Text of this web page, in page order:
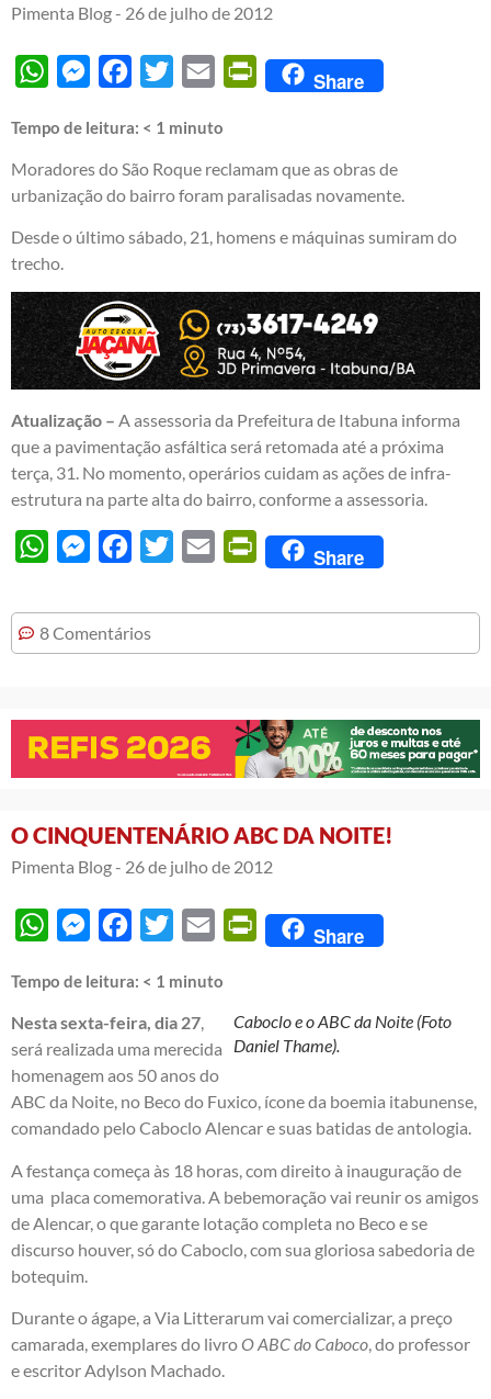
Pimenta Blog - 26 de julho de 2012
WhatsAppMessengerFacebook
Twitter Email PrintFriendly
Share
Tempo de leitura: < 1 minuto
Moradores do São Roque reclamam que as obras de
urbanização do bairro foram paralisadas novamente.
Desde o último sábado, 21, homens e máquinas sumiram do
trecho.
Atualização – A assessoria da Prefeitura de Itabuna informa
que a pavimentação asfáltica será retomada até a próxima
terça, 31. No momento, operários cuidam as ações de infra-
estrutura na parte alta do bairro, conforme a assessoria.
WhatsAppMessengerFacebook
Twitter Email PrintFriendly
Share
8 Comentários
O CINQUENTENÁRIO ABC DA NOITE!
Pimenta Blog - 26 de julho de 2012
WhatsAppMessengerFacebook
Twitter Email PrintFriendly
Share
Tempo de leitura: < 1 minuto
Caboclo e o ABC da Noite (Foto
Daniel Thame).
Nesta sexta-feira, dia 27,
será realizada uma merecida
homenagem aos 50 anos do
ABC da Noite, no Beco do Fuxico, ícone da boemia itabunense,
comandado pelo Caboclo Alencar e suas batidas de antologia.
A festança começa às 18 horas, com direito à inauguração de
uma placa comemorativa. A bebemoração vai reunir os amigos
de Alencar, o que garante lotação completa no Beco e se
discurso houver, só do Caboclo, com sua gloriosa sabedoria de
botequim.
Durante o ágape, a Via Litterarum vai comercializar, a preço
camarada, exemplares do livroO ABC do Caboco, do professor
e escritor Adylson Machado.